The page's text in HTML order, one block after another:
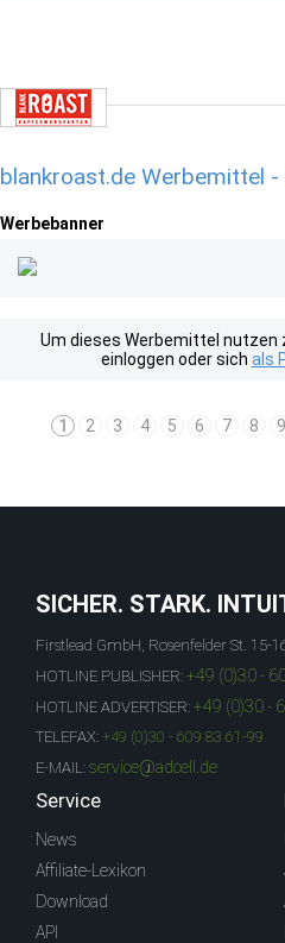
blankroast.de Werbemittel -
Werbebanner
Um dieses Werbemittel nutzen
einloggen oder sich als
1 2 3 4 5 6 7 8 9
SICHER. STARK.
Firstlead GmbH, Rosenfelder St. 15-
HOTLINE PUBLISHER: +49 (0)30 -
HOTLINE ADVERTISER: +49 (0)30 -
TELEFAX: +49 (0)30 - 609 83 61-99
E-MAIL: service@adcell.de
Service
News
Affiliate-Lexikon
Download
API